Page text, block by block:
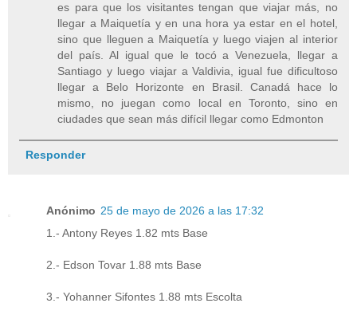
es para que los visitantes tengan que viajar más, no
llegar a Maiquetía y en una hora ya estar en el hotel,
sino que lleguen a Maiquetía y luego viajen al interior
del país. Al igual que le tocó a Venezuela, llegar a
Santiago y luego viajar a Valdivia, igual fue dificultoso
llegar a Belo Horizonte en Brasil. Canadá hace lo
mismo, no juegan como local en Toronto, sino en
ciudades que sean más difícil llegar como Edmonton
Responder
Anónimo 25 de mayo de 2026 a las 17:32
1.- Antony Reyes 1.82 mts Base
2.- Edson Tovar 1.88 mts Base
3.- Yohanner Sifontes 1.88 mts Escolta